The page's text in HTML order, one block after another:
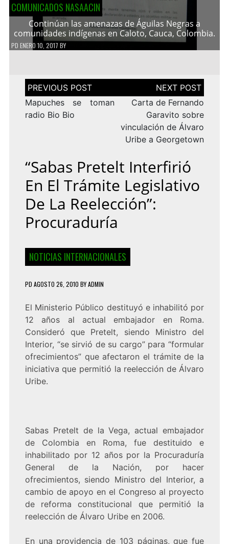
COMUNICADOS NASAACIN
Continúan las amenazas de Águilas Negras a
comunidades indígenas en Caloto, Cauca, Colombia.
PD ENERO 10, 2017 BY
Navegación
de
entradas
Mapuches se toman
radio Bio Bio
Carta de Fernando
Garavito sobre
vinculación de Álvaro
Uribe a Georgetown
“Sabas Pretelt Interfirió
En El Trámite Legislativo
De La Reelección”:
Procuraduría
NOTICIAS INTERNACIONALES
PD AGOSTO 26, 2010 BYADMIN
El Ministerio Público destituyó e inhabilitó por
12 años al actual embajador en Roma.
Consideró que Pretelt, siendo Ministro del
Interior, “se sirvió de su cargo” para “formular
ofrecimientos” que afectaron el trámite de la
iniciativa que permitió la reelección de Álvaro
Uribe.
Sabas Pretelt de la Vega, actual embajador
de Colombia en Roma, fue destituido e
inhabilitado por 12 años por la Procuraduría
General de la Nación, por hacer
ofrecimientos, siendo Ministro del Interior, a
cambio de apoyo en el Congreso al proyecto
de reforma constitucional que permitió la
reelección de Álvaro Uribe en 2006.
En una providencia de 103 páginas, que fue